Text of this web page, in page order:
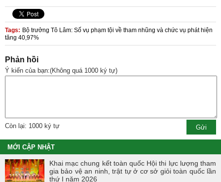
Tags: Bộ trưởng Tô Lâm: Số vụ phạm tội về tham nhũng và chức vụ phát hiện
tăng 40,97%
Phản hồi
Ý kiến của bạn:(Không quá 1000 ký tự)
Còn lại: 1000 ký tự
MỚI CẬP NHẬT
Khai mạc chung kết toàn quốc Hội thi lực lượng tham
gia bảo vệ an ninh, trật tự ở cơ sở giỏi toàn quốc lần
thứ I năm 2026